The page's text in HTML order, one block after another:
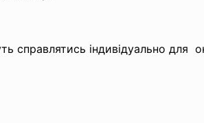
індивідуально для